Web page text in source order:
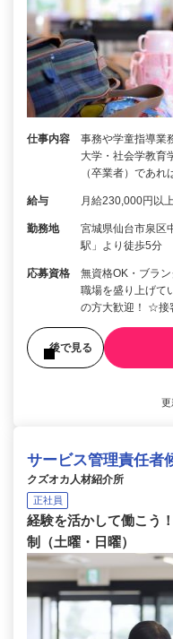
仕事内容
事務や学童指導業
大学・社会学教育
（卒業者）であ
給与 月給230,000円以
勤務地
宮城県仙台市泉区
駅」より徒歩5分
応募資格
無資格OK・ブラ
職場を盛り上げて
の方大歓迎！ ☆接
後で見る
サービス管理責任者
クズオカ人材紹介所
正社員
経験を活かして働こう
制（土曜・日曜）